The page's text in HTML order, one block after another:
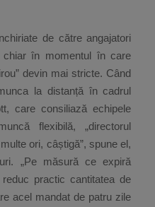
de către angajatori
în momentul în care
devin mai stricte. Când
la distanță în cadrul
care consiliază echipele
flexibilă, „directorul
ori, câștigă”, spune el,
„Pe măsură ce expiră
practic cantitatea de
acel mandat de patru zile